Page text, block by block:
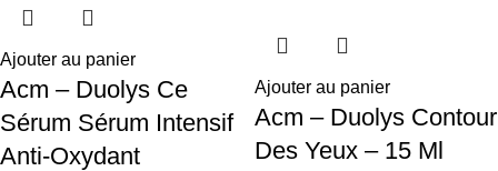
Ajouter au panier
Acm – Duolys Ce
Sérum Sérum Intensif
Anti-Oxydant
Ajouter au panier
Acm – Duolys Contour
Des Yeux – 15 Ml